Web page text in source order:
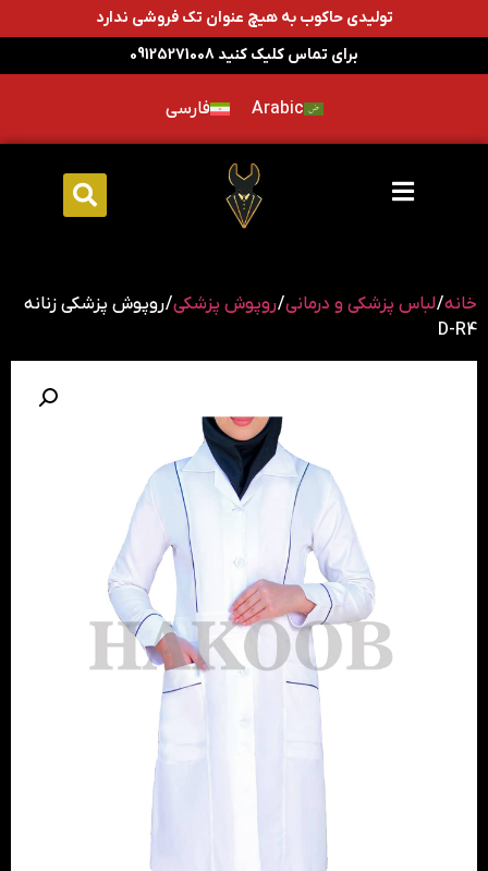
تولیدی حاکوب به هیچ عنوان تک فروشی ندارد
برای تماس کلیک کنید 09125271008
Arabic فارسی
خانه/لباس پزشکی و درمانی/روپوش پزشکی/ روپوش پزشکی زنانه
D-R4